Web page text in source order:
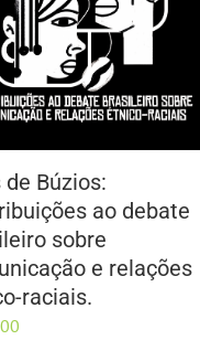
de Búzios:
ao debate
sobre
e relações
raciais.